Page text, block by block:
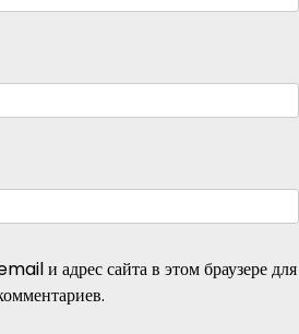
и адрес сайта в этом браузере для